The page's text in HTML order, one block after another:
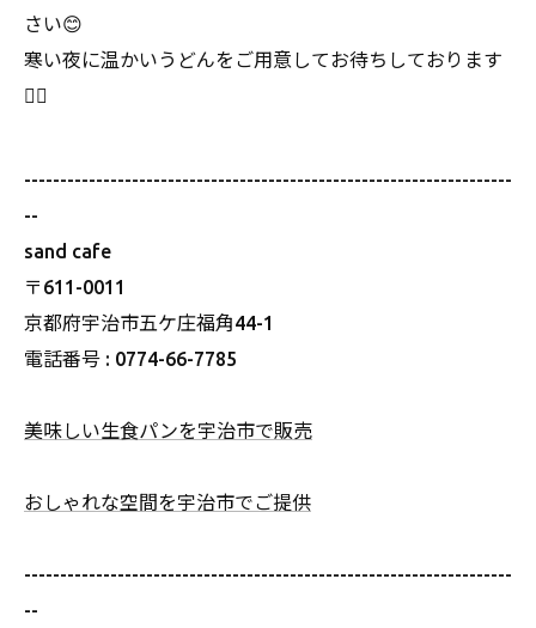
さい😊
寒い夜に温かいうどんをご用意してお待ちしております
🙇‍♀️
--------------------------------------------------------------------
--
sand cafe
〒611-0011
京都府宇治市五ケ庄福角44-1
電話番号 : 0774-66-7785
美味しい生食パンを宇治市で販売
おしゃれな空間を宇治市でご提供
--------------------------------------------------------------------
--